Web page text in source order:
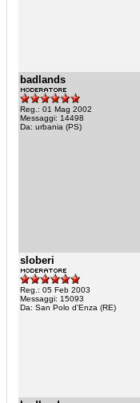
badlands
Reg.: 01 Mag 2002
Messaggi: 14498
Da: urbania (PS)
sloberi
Reg.: 05 Feb 2003
Messaggi: 15093
Da: San Polo d'Enza (RE)